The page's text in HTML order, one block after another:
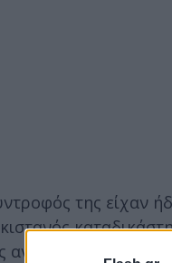
της είχαν
αναστολή για το